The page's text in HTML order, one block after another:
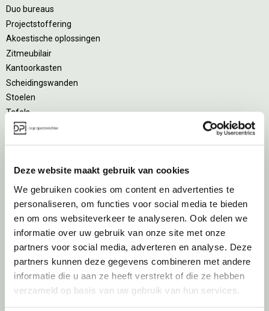
Deze website maakt gebruik van cookies
We gebruiken cookies om content en advertenties te
personaliseren, om functies voor social media te bieden
en om ons websiteverkeer te analyseren. Ook delen we
informatie over uw gebruik van onze site met onze
partners voor social media, adverteren en analyse. Deze
partners kunnen deze gegevens combineren met andere
informatie die u aan ze heeft verstrekt of die ze hebben
verzameld op basis van uw gebruik van hun services.
Duo bureaus
Projectstoffering
Akoestische oplossingen
Zitmeubilair
Kantoorkasten
Scheidingswanden
Stoelen
Tafels
Verlichting
Accessoires
Deprojectinrichter
DPI teamdag
Inventarisatiefase